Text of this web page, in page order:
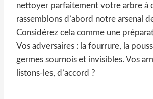
nettoyer parfaitement votre arbre à
rassemblons d’abord notre arsenal
Considérez cela comme une
Vos adversaires : la fourrure, la
germes sournois et invisibles. Vos
listons-les, d’accord ?